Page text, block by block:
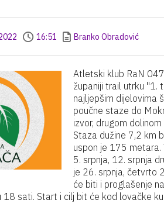
16:51 Branko Obradović
Atletski klub RaN
županiji trail utrku "1.
najljepšim dijelovima
poučne staze do
izvor, drugom
Staza dužine 7,2 km
uspon je 175
5. srpnja, 12. srpnja
je 26. srpnja, četvrto
će biti i proglašenje
18 sati. Start i cilj bit će kod lovačke